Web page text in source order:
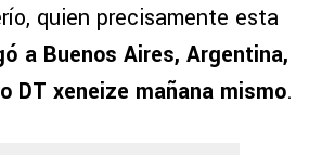
quien precisamente esta
a Buenos Aires, Argentina,
DT xeneize mañana mismo.